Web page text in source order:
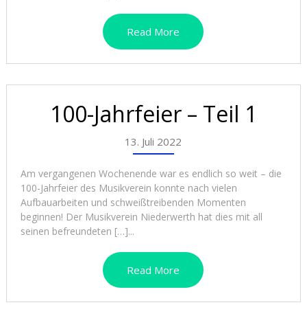
Read More
100-Jahrfeier – Teil 1
13. Juli 2022
Am vergangenen Wochenende war es endlich so weit – die
100-Jahrfeier des Musikverein konnte nach vielen
Aufbauarbeiten und schweißtreibenden Momenten
beginnen! Der Musikverein Niederwerth hat dies mit all
seinen befreundeten […]...
Read More